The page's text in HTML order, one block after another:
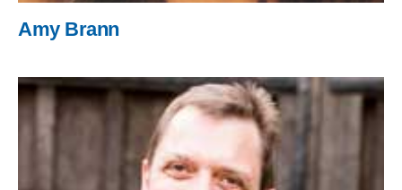
Amy Brann